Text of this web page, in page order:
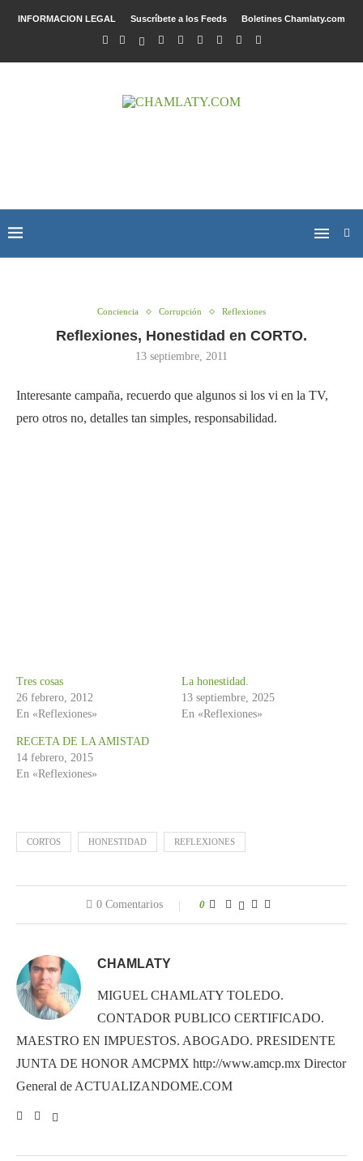
INFORMACION LEGAL Suscríbete a los Feeds Boletines Chamlaty.com
Conciencia Corrupción Reflexiones
Reflexiones, Honestidad en CORTO.
13 septiembre, 2011
Interesante campaña, recuerdo que algunos si los vi en la TV,
pero otros no, detalles tan simples, responsabilidad.
Tres cosas
26 febrero, 2012
En «Reflexiones»
La honestidad.
13 septiembre, 2025
En «Reflexiones»
RECETA DE LA AMISTAD
14 febrero, 2015
En «Reflexiones»
CORTOS HONESTIDAD REFLEXIONES
0 Comentarios 0
CHAMLATY
MIGUEL CHAMLATY TOLEDO.
CONTADOR PUBLICO CERTIFICADO.
MAESTRO EN IMPUESTOS. ABOGADO. PRESIDENTE
JUNTA DE HONOR AMCPMX http://www.amcp.mx Director
General de ACTUALIZANDOME.COM